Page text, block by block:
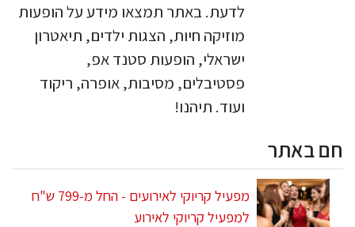
לדעת. באתר תמצאו מידע על הופעות
מוזיקה חיות, הצגות ילדים, תיאטרון
ישראלי, הופעות סטנד אפ,
פסטיבלים, מסיבות, אופרה, ריקוד
ועוד. תיהנו!
חם באתר
מפעיל קריוקי לאירועים - החל מ-799 ש"ח
למפעיל קריוקי לאירוע